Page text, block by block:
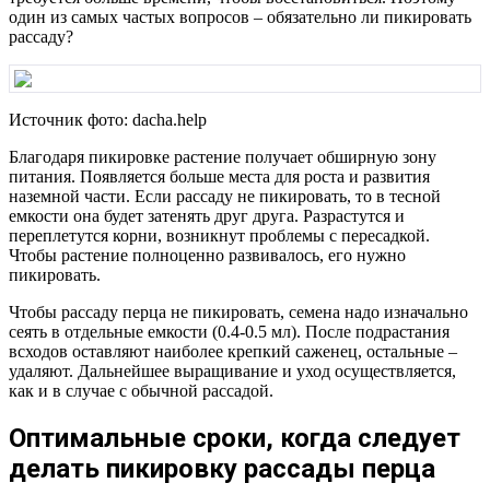
один из самых частых вопросов – обязательно ли пикировать
рассаду?
Источник фото: dacha.help
Благодаря пикировке растение получает обширную зону
питания. Появляется больше места для роста и развития
наземной части. Если рассаду не пикировать, то в тесной
емкости она будет затенять друг друга. Разрастутся и
переплетутся корни, возникнут проблемы с пересадкой.
Чтобы растение полноценно развивалось, его нужно
пикировать.
Чтобы рассаду перца не пикировать, семена надо изначально
сеять в отдельные емкости (0.4-0.5 мл). После подрастания
всходов оставляют наиболее крепкий саженец, остальные –
удаляют. Дальнейшее выращивание и уход осуществляется,
как и в случае с обычной рассадой.
Оптимальные сроки, когда следует
делать пикировку рассады перца